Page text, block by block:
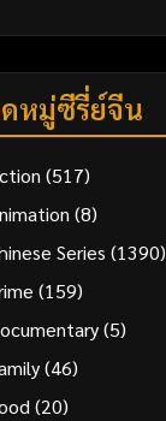
หมู่ซีรี่ย์จีน
(517)
(8)
Series (1390)
(159)
(5)
(46)
(20)